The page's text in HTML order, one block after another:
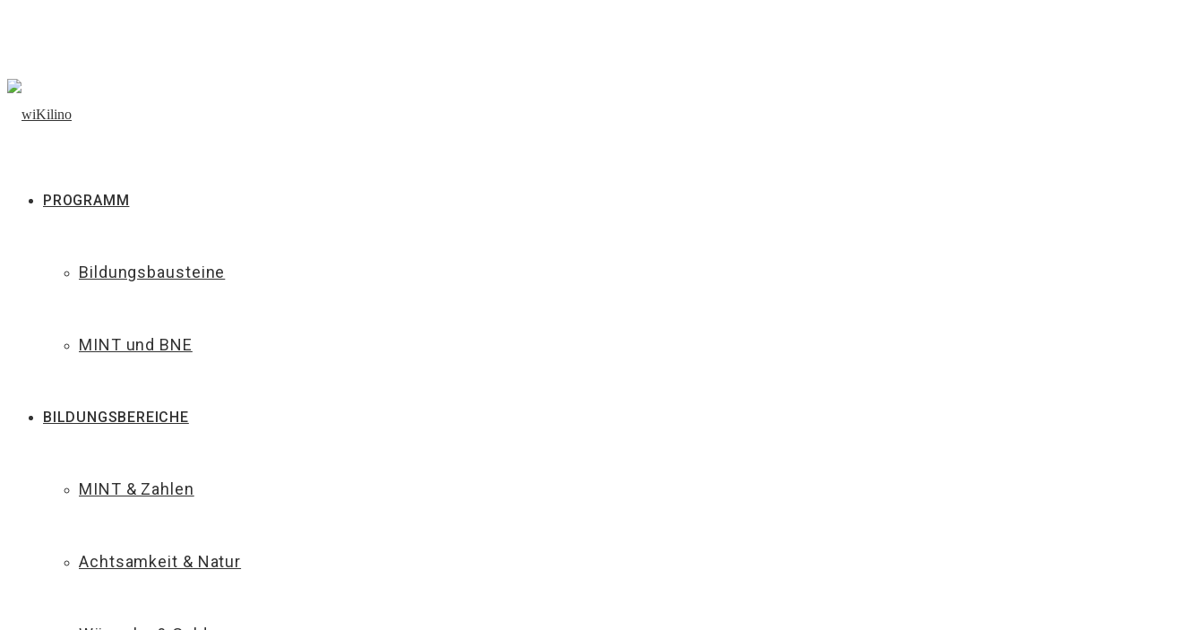
PROGRAMM
Bildungsbausteine
MINT und BNE
BILDUNGSBEREICHE
MINT & Zahlen
Achtsamkeit & Natur